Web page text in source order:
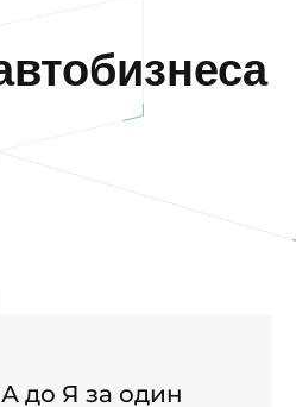
до Я за один